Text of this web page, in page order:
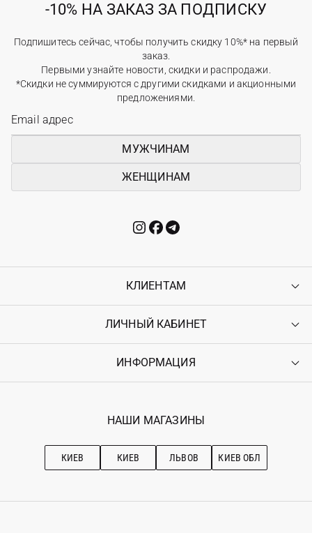
-10% НА ЗАКАЗ ЗА ПОДПИСКУ
Подпишитесь сейчас, чтобы получить скидку 10%* на первый
заказ.
Первыми узнайте новости, скидки и распродажи.
*Скидки не суммируются с другими скидками и акционными
предложениями.
МУЖЧИНАМ
ЖЕНЩИНАМ
КЛИЕНТАМ
Контакты
Возврат
Гарантия
ЛИЧНЫЙ КАБИНЕТ
Войти
Ostriv Club+
ИНФОРМАЦИЯ
Наши магазини
Рекомендации по уходу
НАШИ МАГАЗИНЫ
КИЕВ КИЕВ ЛЬВОВ КИЕВ ОБЛ